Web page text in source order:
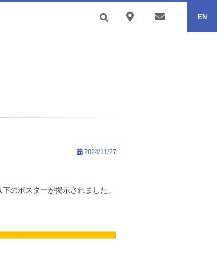
EN
2024/11/27
のポスターが掲示されました。